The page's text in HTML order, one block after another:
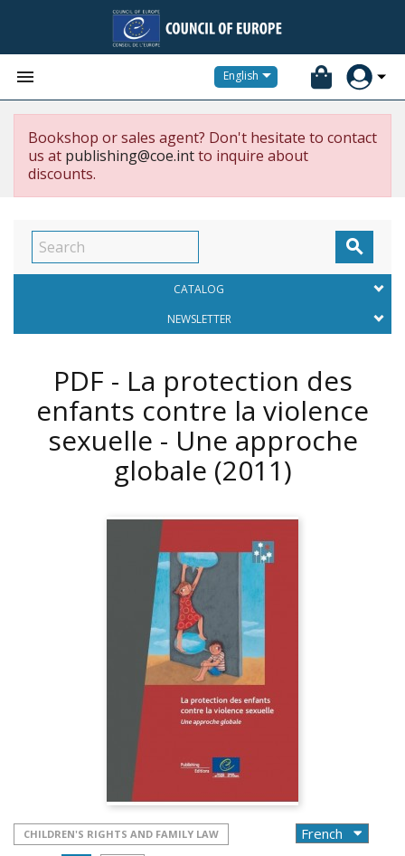
 English
Bookshop or sales agent? Don't hesitate to contact
us at publishing@coe.intto inquire about
discounts.

CATALOG
NEWSLETTER
PDF - La protection des
enfants contre la violence
sexuelle - Une approche
globale (2011)
CHILDREN'S RIGHTS AND FAMILY LAW